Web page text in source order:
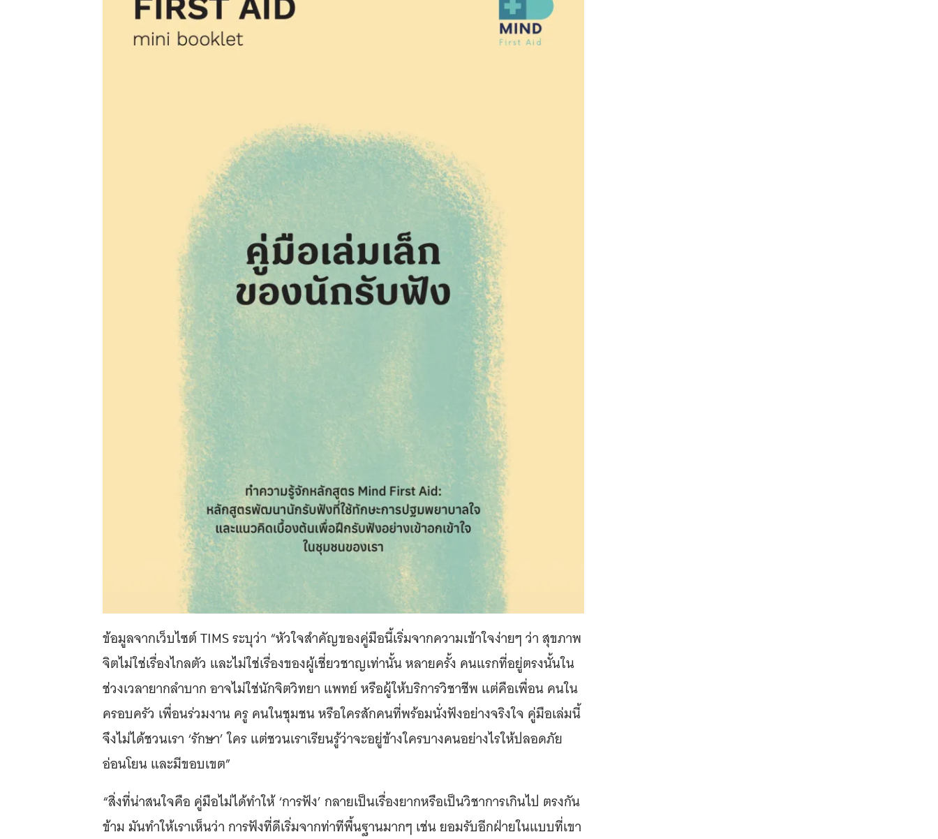
ข้อมูลจากเว็บไซต์ TIMS ระบุว่า “หัวใจสำคัญของคู่มือนี้เริ่มจากความเข้าใจง่ายๆ ว่า สุขภาพ
จิตไม่ใช่เรื่องไกลตัว และไม่ใช่เรื่องของผู้เชี่ยวชาญเท่านั้น หลายครั้ง คนแรกที่อยู่ตรงนั้นใน
ช่วงเวลายากลำบาก อาจไม่ใช่นักจิตวิทยา แพทย์ หรือผู้ให้บริการวิชาชีพ แต่คือเพื่อน คนใน
ครอบครัว เพื่อนร่วมงาน ครู คนในชุมชน หรือใครสักคนที่พร้อมนั่งฟังอย่างจริงใจ คู่มือเล่มนี้
จึงไม่ได้ชวนเรา ‘รักษา’ ใคร แต่ชวนเราเรียนรู้ว่าจะอยู่ข้างใครบางคนอย่างไรให้ปลอดภัย
อ่อนโยน และมีขอบเขต”
“สิ่งที่น่าสนใจคือ คู่มือไม่ได้ทำให้ ‘การฟัง’ กลายเป็นเรื่องยากหรือเป็นวิชาการเกินไป ตรงกัน
ข้าม มันทำให้เราเห็นว่า การฟังที่ดีเริ่มจากท่าทีพื้นฐานมากๆ เช่น ยอมรับอีกฝ่ายในแบบที่เขา